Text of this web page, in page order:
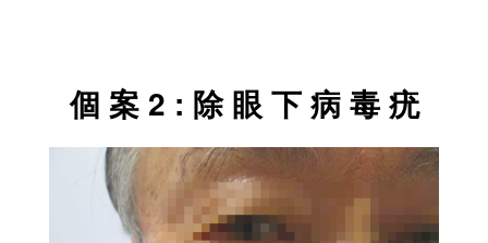
個 案 2 : 除 眼 下 病 毒 疣